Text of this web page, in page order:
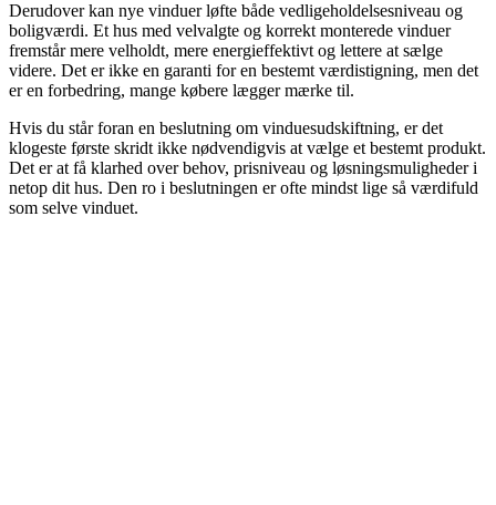
Derudover kan nye vinduer løfte både vedligeholdelsesniveau og
boligværdi. Et hus med velvalgte og korrekt monterede vinduer
fremstår mere velholdt, mere energieffektivt og lettere at sælge
videre. Det er ikke en garanti for en bestemt værdistigning, men det
er en forbedring, mange købere lægger mærke til.
Hvis du står foran en beslutning om vinduesudskiftning, er det
klogeste første skridt ikke nødvendigvis at vælge et bestemt produkt.
Det er at få klarhed over behov, prisniveau og løsningsmuligheder i
netop dit hus. Den ro i beslutningen er ofte mindst lige så værdifuld
som selve vinduet.